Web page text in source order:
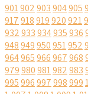
901902903904905
917918919920921
932933934935936
948949950951952
964965966967968
979980981982983
995996997998999